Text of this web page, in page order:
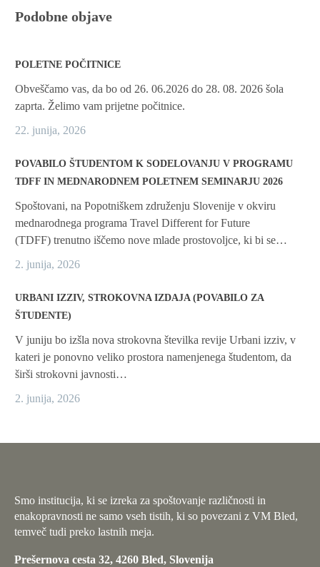
Podobne objave
POLETNE POČITNICE
Obveščamo vas, da bo od 26. 06.2026 do 28. 08. 2026 šola
zaprta. Želimo vam prijetne počitnice.
22. junija, 2026
POVABILO ŠTUDENTOM K SODELOVANJU V PROGRAMU
TDFF IN MEDNARODNEM POLETNEM SEMINARJU 2026
Spoštovani, na Popotniškem združenju Slovenije v okviru
mednarodnega programa Travel Different for Future
(TDFF) trenutno iščemo nove mlade prostovoljce, ki bi se…
2. junija, 2026
URBANI IZZIV, STROKOVNA IZDAJA (POVABILO ZA
ŠTUDENTE)
V juniju bo izšla nova strokovna številka revije Urbani izziv, v
kateri je ponovno veliko prostora namenjenega študentom, da
širši strokovni javnosti…
2. junija, 2026
Smo institucija, ki se izreka za spoštovanje različnosti in
enakopravnosti ne samo vseh tistih, ki so povezani z VM Bled,
temveč tudi preko lastnih meja.
Prešernova cesta 32, 4260 Bled, Slovenija